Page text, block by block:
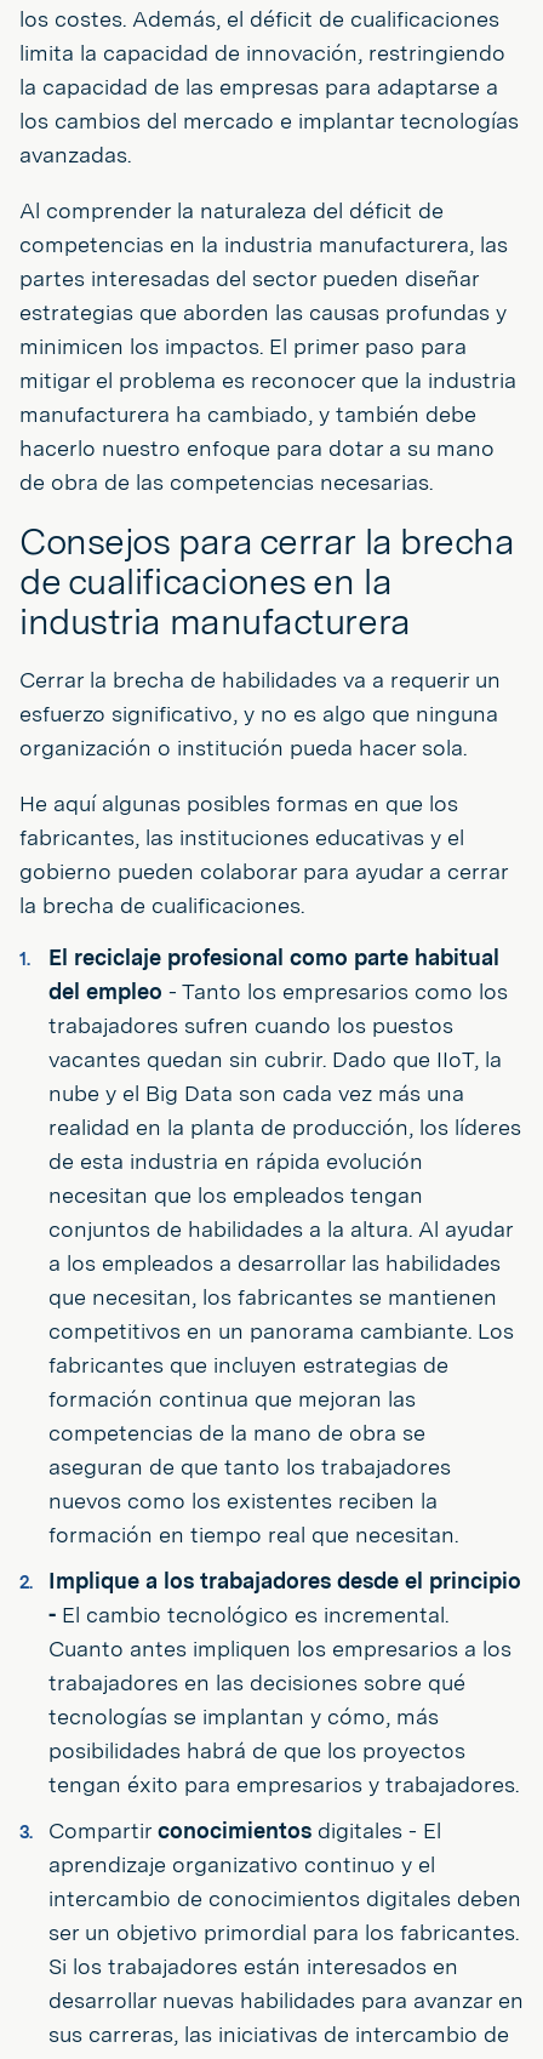
los costes. Además, el déficit de cualificaciones
limita la capacidad de innovación, restringiendo
la capacidad de las empresas para adaptarse a
los cambios del mercado e implantar tecnologías
avanzadas.
Al comprender la naturaleza del déficit de
competencias en la industria manufacturera, las
partes interesadas del sector pueden diseñar
estrategias que aborden las causas profundas y
minimicen los impactos. El primer paso para
mitigar el problema es reconocer que la industria
manufacturera ha cambiado, y también debe
hacerlo nuestro enfoque para dotar a su mano
de obra de las competencias necesarias.
Consejos para cerrar la brecha
de cualificaciones en la
industria manufacturera
Cerrar la brecha de habilidades va a requerir un
esfuerzo significativo, y no es algo que ninguna
organización o institución pueda hacer sola.
He aquí algunas posibles formas en que los
fabricantes, las instituciones educativas y el
gobierno pueden colaborar para ayudar a cerrar
la brecha de cualificaciones.
El reciclaje profesional como parte habitual
del empleo - Tanto los empresarios como los
trabajadores sufren cuando los puestos
vacantes quedan sin cubrir. Dado que IIoT, la
nube y el Big Data son cada vez más una
realidad en la planta de producción, los líderes
de esta industria en rápida evolución
necesitan que los empleados tengan
conjuntos de habilidades a la altura. Al ayudar
a los empleados a desarrollar las habilidades
que necesitan, los fabricantes se mantienen
competitivos en un panorama cambiante. Los
fabricantes que incluyen estrategias de
formación continua que mejoran las
competencias de la mano de obra se
aseguran de que tanto los trabajadores
nuevos como los existentes reciben la
formación en tiempo real que necesitan.
Implique a los trabajadores desde el principio
-El cambio tecnológico es incremental.
Cuanto antes impliquen los empresarios a los
trabajadores en las decisiones sobre qué
tecnologías se implantan y cómo, más
posibilidades habrá de que los proyectos
tengan éxito para empresarios y trabajadores.
Compartir conocimientos digitales - El
aprendizaje organizativo continuo y el
intercambio de conocimientos digitales deben
ser un objetivo primordial para los fabricantes.
Si los trabajadores están interesados en
desarrollar nuevas habilidades para avanzar en
sus carreras, las iniciativas de intercambio de